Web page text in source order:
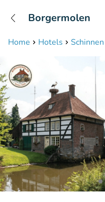
Home Hotels Schinnen
Borgermolen